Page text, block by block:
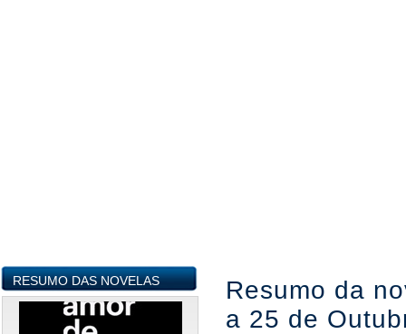
RESUMO DAS NOVELAS
Resumo da
a 25 de